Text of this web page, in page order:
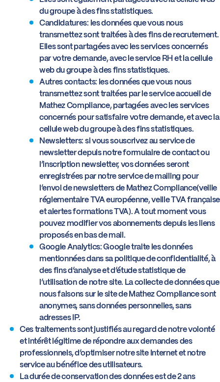
du groupe à des fins statistiques.
Candidatures: les données que vous nous
transmettez sont traitées à des fins de recrutement.
Elles sont partagées avec les services concernés
par votre demande, avec le service RH et la cellule
web du groupe à des fins statistiques.
Autres contacts: les données que vous nous
transmettez sont traitées par le service accueil de
Mathez Compliance, partagées avec les services
concernés pour satisfaire votre demande, et avec la
cellule web du groupe à des fins statistiques.
Newsletters: si vous souscrivez au service de
newsletter depuis notre formulaire de contact ou
l’inscription newsletter, vos données seront
enregistrées par notre service de mailing pour
l’envoi de newsletters de Mathez Compliance(veille
réglementaire TVA européenne, veille TVA française
et alertes formations TVA). A tout moment vous
pouvez modifier vos abonnements depuis les liens
proposés en bas de mail.
Google Analytics: Google traite les données
mentionnées dans sa politique de confidentialité, à
des fins d’analyse et d’étude statistique de
l’utilisation de notre site. La collecte de données que
nous faisons sur le site de Mathez Compliance sont
anonymes, sans données personnelles, sans
adresses IP.
Ces traitements sont justifiés au regard de notre volonté
et intérêt légitime de répondre aux demandes des
professionnels, d’optimiser notre site Internet et notre
service au bénéfice des utilisateurs.
La durée de conservation des données est de 2 ans